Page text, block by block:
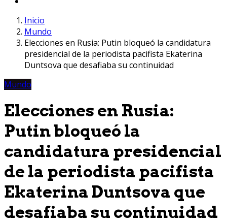
Inicio
Mundo
Elecciones en Rusia: Putin bloqueó la candidatura
presidencial de la periodista pacifista Ekaterina
Duntsova que desafiaba su continuidad
Mundo
Elecciones en Rusia:
Putin bloqueó la
candidatura presidencial
de la periodista pacifista
Ekaterina Duntsova que
desafiaba su continuidad